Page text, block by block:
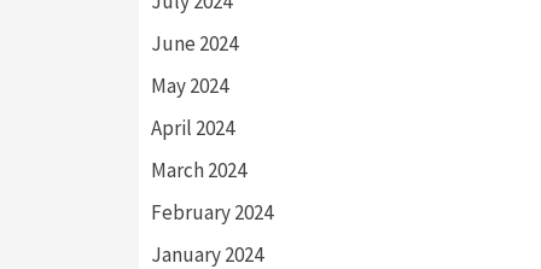
June 2024
May 2024
April 2024
March 2024
February 2024
January 2024